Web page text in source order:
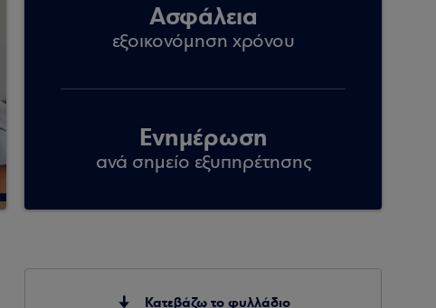
Ασφάλεια
εξοικονόμηση χρόνου
Ενημέρωση
ανά σημείο εξυπηρέτησης
Κατεβάζω το φυλλάδιο